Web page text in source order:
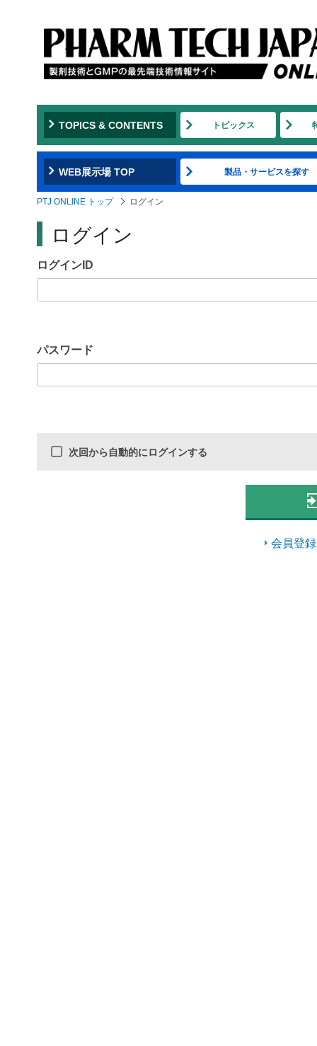
to
navigation
TOPICS & CONTENTS トピックス
WEB展示場 TOP 製品・サービスを探す
PTJ ONLINE トップ ログイン
ログイン
ログインID
パスワード
次回から自動的にログインする
会員登